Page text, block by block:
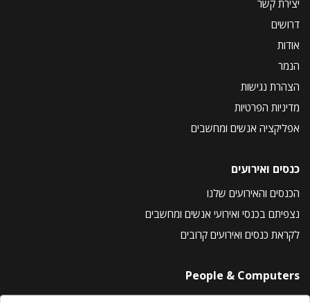
יצירת קשר
דרושים
אודות
הנמר
הצהרת נגישות
מדיניות הפרטיות
אפליקציה אנשים ומחשבים
כנסים ואירועים
הכנסים והאירועים שלנו
נצפיתם בכנסי ואירועי אנשים ומחשבים
לקראת כנסים ואירועים קרובים
People & Computers
About Us